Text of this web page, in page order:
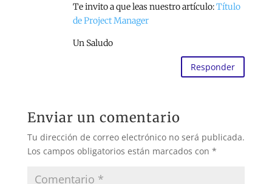
Te invito a que leas nuestro artículo:Título
de Project Manager
Un Saludo
Responder
Enviar un comentario
Tu dirección de correo electrónico no será publicada.
Los campos obligatorios están marcados con *